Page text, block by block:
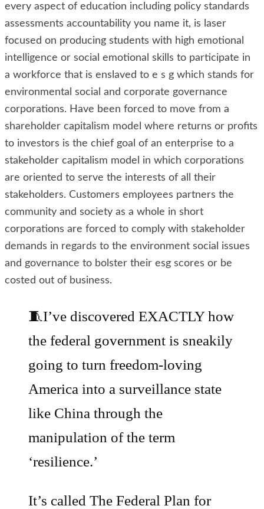
every aspect of education including policy standards
assessments accountability you name it, is laser
focused on producing students with high emotional
intelligence or social emotional skills to participate in
a workforce that is enslaved to e s g which stands for
environmental social and corporate governance
corporations. Have been forced to move from a
shareholder capitalism model where returns or profits
to investors is the chief goal of an enterprise to a
stakeholder capitalism model in which corporations
are oriented to serve the interests of all their
stakeholders. Customers employees partners the
community and society as a whole in short
corporations are forced to comply with stakeholder
demands in regards to the environment social issues
and governance to bolster their esg scores or be
costed out of business.
🧵I’ve discovered EXACTLY how
the federal government is sneakily
going to turn freedom-loving
America into a surveillance state
like China through the
manipulation of the term
‘resilience.’
It’s called The Federal Plan for